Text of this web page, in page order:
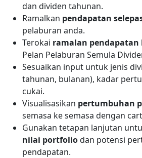
dan dividen tahunan.
Ramalkan pendapatan
pelaburan anda.
Terokai ramalan pendapatan
Pelan Pelaburan Semula
Sesuaikan input untuk jenis
tahunan, bulanan), kadar
cukai.
Visualisasikan pertumbuhan
semasa ke semasa dengan
Gunakan tetapan lanjutan
nilai portfoliodan potensi
pendapatan.